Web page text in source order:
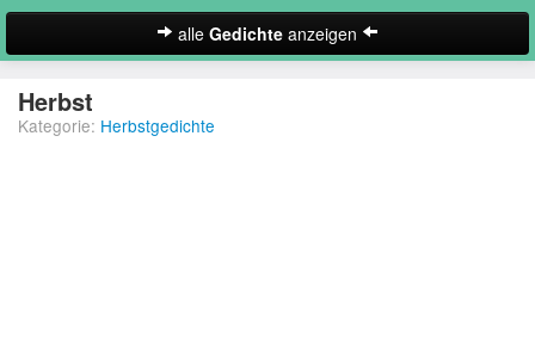
alle Gedichte anzeigen
Neues Gedicht eintragen
Herbst
Kategorie: Herbstgedichte